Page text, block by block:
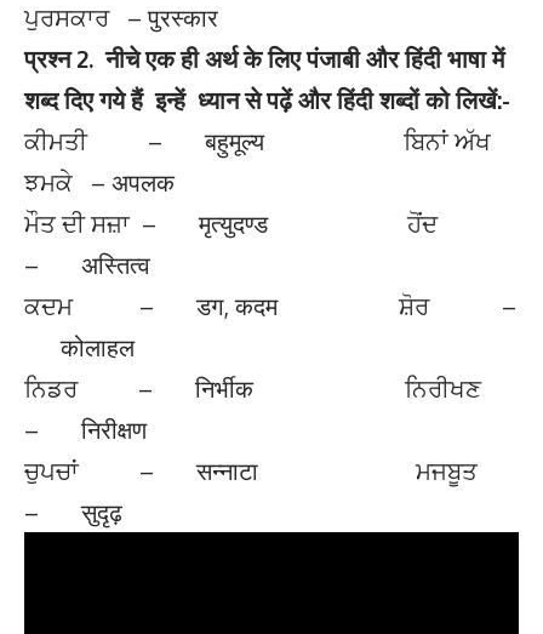
ਪੁਰਸਕਾਰ – पुरस्कार
प्रश्न 2. नीचे एक ही अर्थ के लिए पंजाबी और हिंदी भाषा में
शब्द दिए गये हैं इन्हें ध्यान से पढ़ें और हिंदी शब्दों को लिखें:-
ਕੀਮਤੀ – बहुमूल्य ਬਿਨਾਂ ਅੱਖ
ਝਮਕੇ – अपलक
ਮੌਤ ਦੀ ਸਜ਼ਾ – मृत्युदण्ड ਹੋਂਦ
– अस्तित्व
ਕਦਮ – डग, कदम ਸ਼ੋਰ –
कोलाहल
ਨਿਡਰ – निर्भीक ਨਿਰੀਖਣ
– निरीक्षण
ਚੁਪਚਾਂ – सन्नाटा ਮਜਬੂਤ
– सुदृढ़